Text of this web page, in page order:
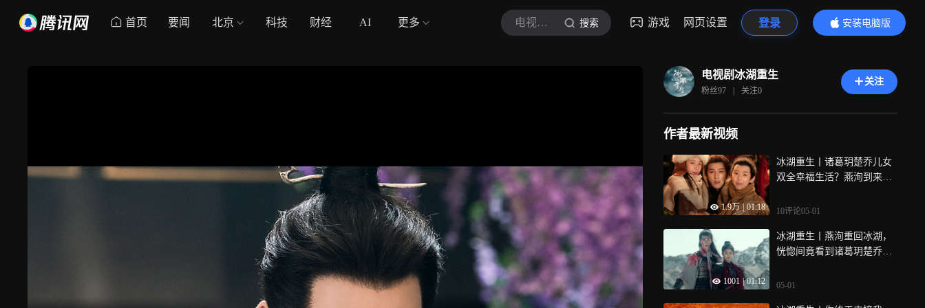
首页 要闻 北京 科技 财经 AI 更多 电视剧冰湖重生 搜索 游戏 网页设置 登录
安装电脑版
内容更精彩
电视剧冰湖重生
粉丝97 | 关注0
关注
作者最新视频
1.9万 01:18
冰湖重生丨诸葛玥楚乔儿女
双全幸福生活？燕洵到来释
10评论05-01
1001 | 01:12
冰湖重生丨燕洵重回冰湖，
恍惚间竟看到诸葛玥楚乔身
05-01